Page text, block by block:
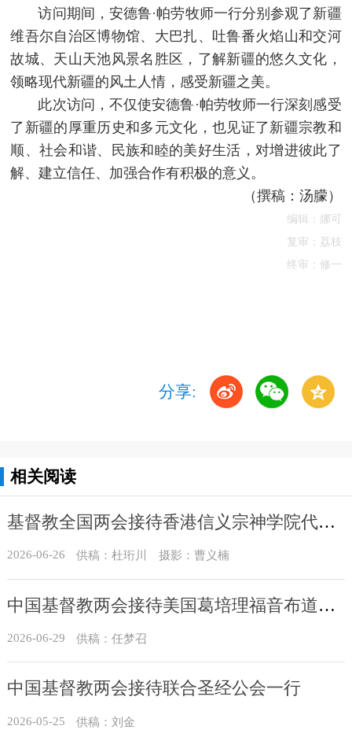
访问期间，安德鲁·帕劳牧师一行分别参观了新疆
维吾尔自治区博物馆、大巴扎、吐鲁番火焰山和交河
故城、天山天池风景名胜区，了解新疆的悠久文化，
领略现代新疆的风土人情，感受新疆之美。
此次访问，不仅使安德鲁·帕劳牧师一行深刻感受
了新疆的厚重历史和多元文化，也见证了新疆宗教和
顺、社会和谐、民族和睦的美好生活，对增进彼此了
解、建立信任、加强合作有积极的意义。
（撰稿：汤朦）
编辑：娜可
复审：荔枝
终审：修一
分享:
相关阅读
基督教全国两会接待香港信义宗神学院代表团
2026-06-26 供稿：杜珩川 摄影：曹义楠
中国基督教两会接待美国葛培理福音布道会访问团
2026-06-29 供稿：任梦召
中国基督教两会接待联合圣经公会一行
2026-05-25 供稿：刘金